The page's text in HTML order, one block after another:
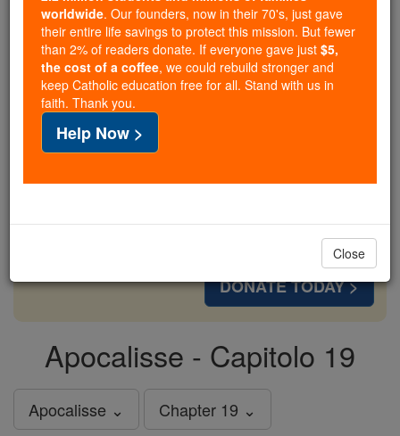
Because of generous supporters like you,
Catholic Online School has already delivered
free, faithful Catholic education to over 2.2
million students across 193 countries. In an age
of noise and algorithms, you are helping form
souls with truth, prayer, Scripture, and Christ.
If everyone who reads this gave just $5 — the
free for all. Be Courageous. Be Catholic. Stand
DONATE TODAY >
Apocalisse - Capitolo 19
Apocalisse ⌄ Chapter 19 ⌄
worldwide. Our founders, now in their 70's, just gave
their entire life savings to protect this mission. But fewer
than 2% of readers donate. If everyone gave just $5,
the cost of a coffee, we could rebuild stronger and
keep Catholic education free for all. Stand with us in
faith. Thank you.
Help Now >
Close